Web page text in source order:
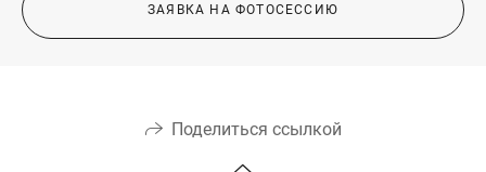
ЗАЯВКА НА ФОТОСЕССИЮ
Поделиться ссылкой